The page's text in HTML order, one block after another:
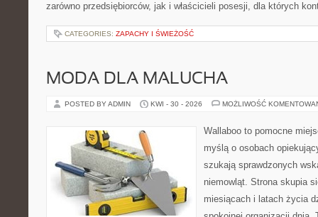
zarówno przedsiębiorców, jak i właścicieli posesji, dla których
CATEGORIES: ZAPACHY I ŚWIEŻOŚĆ
MODA DLA MALUCHA
POSTED BY ADMIN KWI - 30 - 2026 MOŻLIWOŚĆ
Wallaboo to pomocne
myślą o osobach
szukają sprawdzonych
niemowląt. Strona skupia
miesiącach i latach życia